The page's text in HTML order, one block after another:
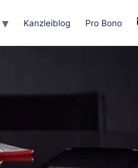
Kanzleiblog Pro Bono